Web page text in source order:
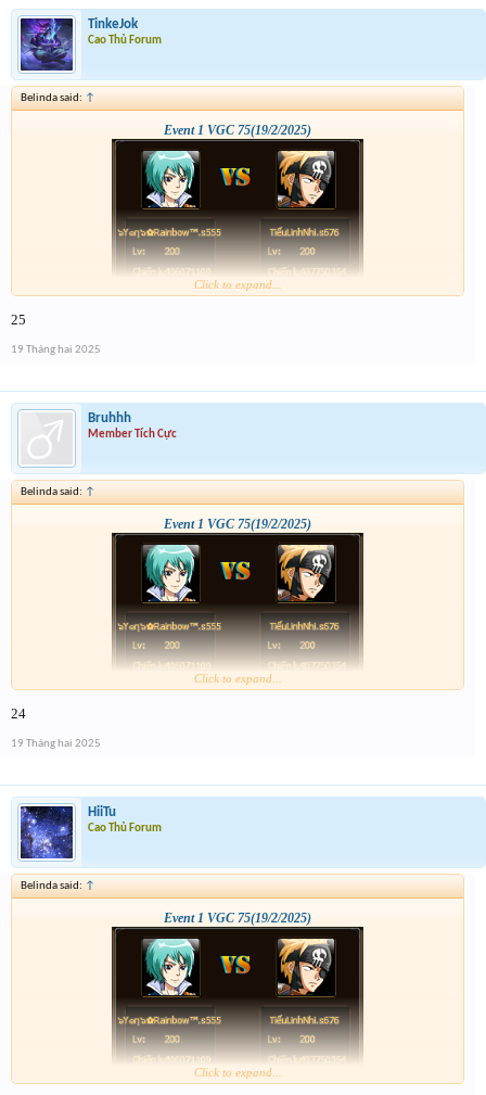
TinkeJok
Cao Thủ Forum
Belinda said: ↑
Event 1 VGC 75(19/2/2025)
Click to expand...
25
19 Tháng hai 2025
Bruhhh
Member Tích Cực
Belinda said: ↑
Event 1 VGC 75(19/2/2025)
Click to expand...
24
19 Tháng hai 2025
HiiTu
Cao Thủ Forum
Belinda said: ↑
Event 1 VGC 75(19/2/2025)
Click to expand...